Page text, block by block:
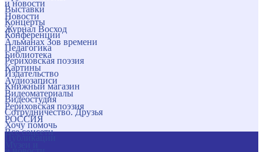
и новости
Новости
Журнал Восход
Альманах Зов времени
Библиотека
Картины
Аудиозаписи
Видеоматериалы
Рериховская поэзия
РОССИЯ
Все соцсети
Выставки
Концерты
Конференции
Педагогика
Рериховская поэзия
Издательство
Книжный магазин
Видеостудия
Сотрудничество. Друзья
Хочу помочь